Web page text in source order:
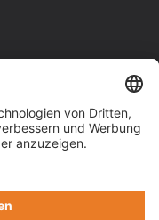
Racing4fun - Alles über
Impressum